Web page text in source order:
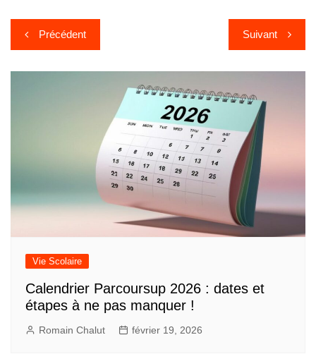
Navigation
de
l’article
Précédent Suivant
Vie Scolaire
Calendrier Parcoursup 2026 : dates et
étapes à ne pas manquer !
Romain Chalut février 19, 2026